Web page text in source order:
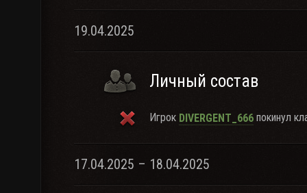
19.04.2025
Личный состав
Игрок DIVERGENT_666 покинул
17.04.2025 – 18.04.2025